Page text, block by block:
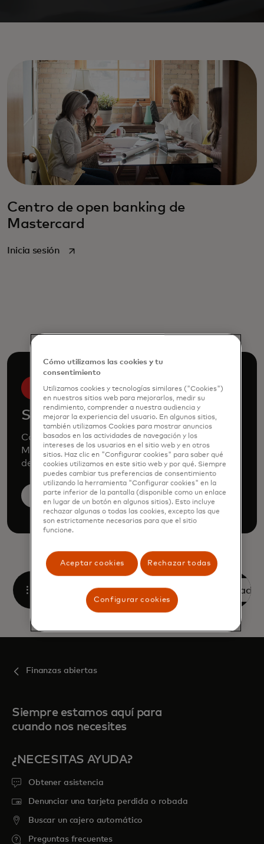
Centro de open banking de
Mastercard
Inicia sesiónse abre en una pestaña nueva
Solicita una demo
Consulte a nuestro equipo para saber cómo
Mastercard puede mejorar su negocio a través
de nuestros productos y servicios.
Solicita una demo
Abrir
Reserva una demostración
Finanzas abiertas
Siempre estamos aquí para
cuando nos necesites
¿NECESITAS AYUDA?
Obtener asistencia
Denunciar una tarjeta perdida o robada
Buscar un cajero automático
Preguntas frecuentes
Cómo utilizamos las cookies y tu
consentimiento
Utilizamos cookies y tecnologías similares ("Cookies")
en nuestros sitios web para mejorarlos, medir su
rendimiento, comprender a nuestra audiencia y
mejorar la experiencia del usuario. En algunos sitios,
también utilizamos Cookies para mostrar anuncios
basados en las actividades de navegación y los
intereses de los usuarios en el sitio web y en otros
sitios. Haz clic en "Configurar cookies" para saber qué
cookies utilizamos en este sitio web y por qué. Siempre
puedes cambiar tus preferencias de consentimiento
utilizando la herramienta "Configurar cookies" en la
parte inferior de la pantalla (disponible como un enlace
en lugar de un botón en algunos sitios). Esto incluye
rechazar algunas o todas las cookies, excepto las que
son estrictamente necesarias para que el sitio
funcione.
Aceptar cookies Rechazar todas
Configurar cookies